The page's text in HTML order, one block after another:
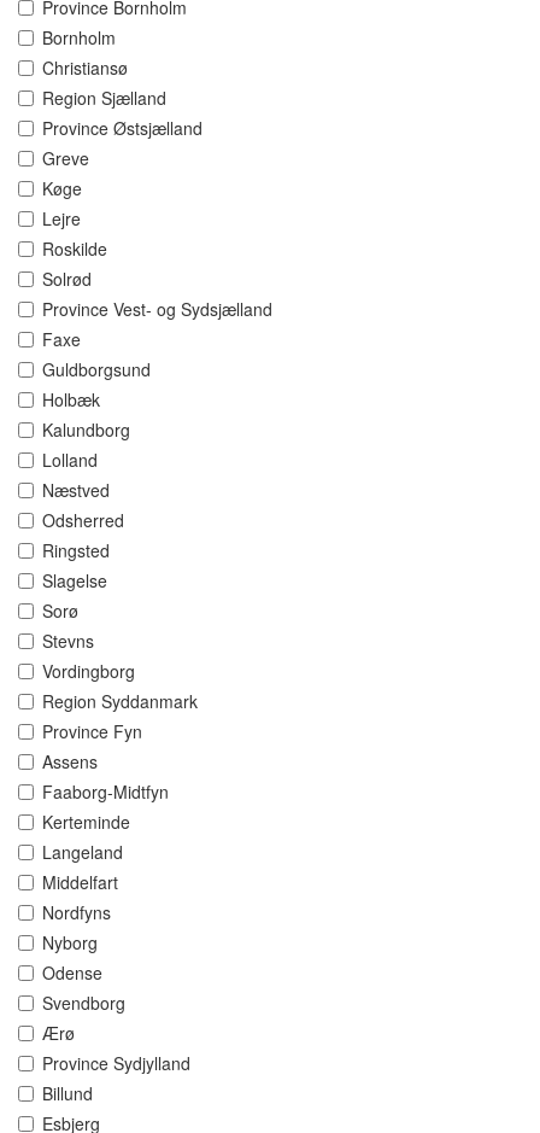
Province Bornholm
Bornholm
Christiansø
Region Sjælland
Province Østsjælland
Greve
Køge
Lejre
Roskilde
Solrød
Province Vest- og Sydsjælland
Faxe
Guldborgsund
Holbæk
Kalundborg
Lolland
Næstved
Odsherred
Ringsted
Slagelse
Sorø
Stevns
Vordingborg
Region Syddanmark
Province Fyn
Assens
Faaborg-Midtfyn
Kerteminde
Langeland
Middelfart
Nordfyns
Nyborg
Odense
Svendborg
Ærø
Province Sydjylland
Billund
Esbjerg